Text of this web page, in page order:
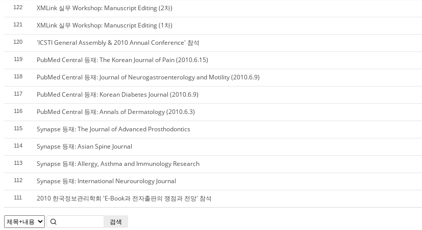
122 XMLink 실무 Workshop: Manuscript Editing (2차)
121 XMLink 실무 Workshop: Manuscript Editing (1차)
120 'ICSTI General Assembly & 2010 Annual Conference' 참석
119 PubMed Central 등재: The Korean Journal of Pain (2010.6.15)
118 PubMed Central 등재: Journal of Neurogastroenterology and Motility (2010.6.9)
117 PubMed Central 등재: Korean Diabetes Journal (2010.6.9)
116 PubMed Central 등재: Annals of Dermatology (2010.6.3)
115 Synapse 등재: The Journal of Advanced Prosthodontics
114 Synapse 등재: Asian Spine Journal
113 Synapse 등재: Allergy, Asthma and Immunology Research
112 Synapse 등재: International Neurourology Journal
111 2010 한국정보관리학회 'E-Book과 전자출판의 쟁점과 전망' 참석
검색